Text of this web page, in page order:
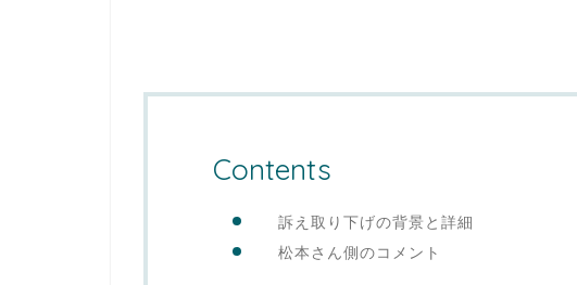
Contents
訴え取り下げの背景と詳細
松本さん側のコメント